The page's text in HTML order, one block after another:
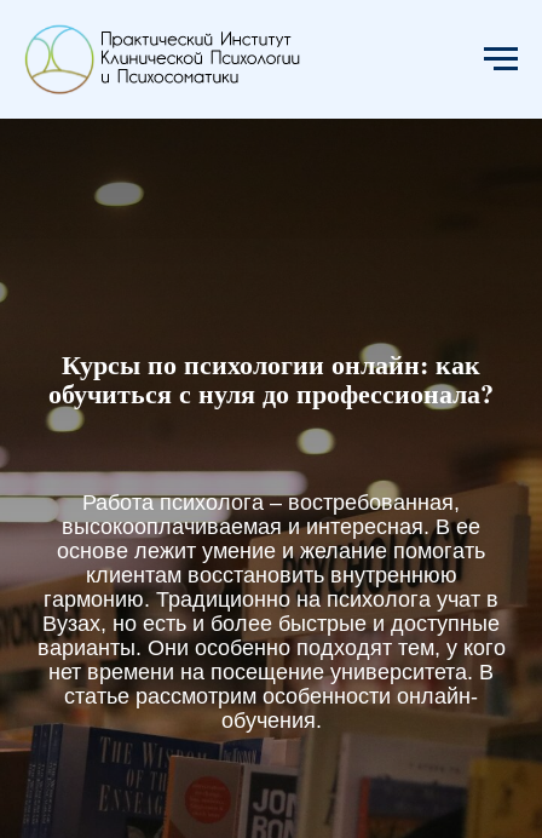
Курсы по психологии онлайн: как
обучиться с нуля до профессионала?
Работа психолога – востребованная,
высокооплачиваемая и интересная. В ее
основе лежит умение и желание помогать
клиентам восстановить внутреннюю
гармонию. Традиционно на психолога учат в
Вузах, но есть и более быстрые и доступные
варианты. Они особенно подходят тем, у кого
нет времени на посещение университета. В
статье рассмотрим особенности онлайн-
обучения.